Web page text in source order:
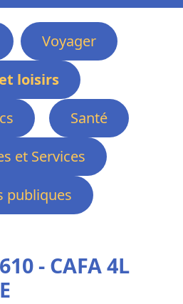
Voyager
loisirs
Santé
et Services
publiques
- CAFA 4L